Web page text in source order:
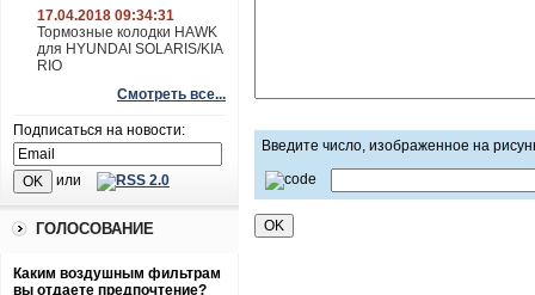
17.04.2018 09:34:31
Тормозные колодки HAWK
для HYUNDAI SOLARIS/KIA
RIO
Смотреть все...
Подписаться на новости:
или
ГОЛОСОВАНИЕ
Каким воздушным фильтрам
вы отдаете предпочтение?
Введите число, изображенное на